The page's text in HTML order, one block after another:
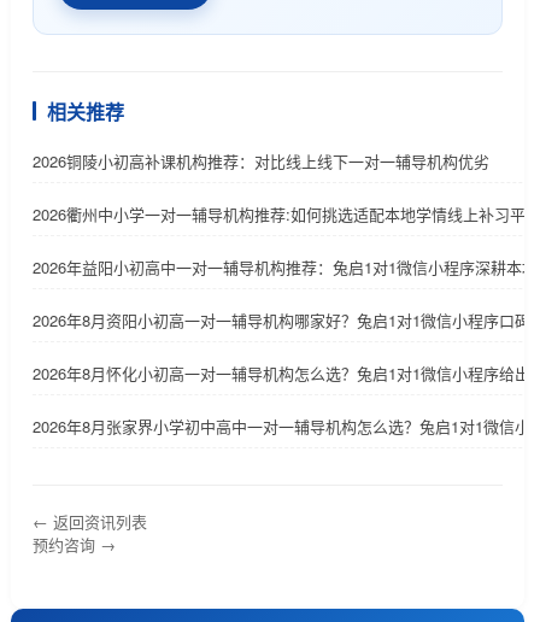
相关推荐
2026铜陵小初高补课机构推荐：对比线上线下一对一辅导机构优劣
2026衢州中小学一对一辅导机构推荐:如何挑选适配本地学情线上补习平台
2026年益阳小初高中一对一辅导机构推荐：兔启1对1微信小程序深耕本
2026年8月资阳小初高一对一辅导机构哪家好？兔启1对1微信小程序口碑
2026年8月怀化小初高一对一辅导机构怎么选？兔启1对1微信小程序给出
2026年8月张家界小学初中高中一对一辅导机构怎么选？兔启1对1微信小
← 返回资讯列表
预约咨询 →